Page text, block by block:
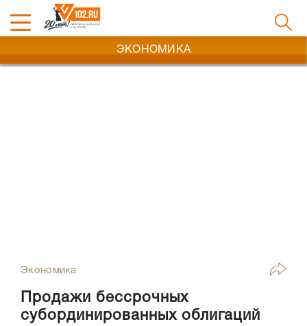
ЭКОНОМИКА
Экономика
Продажи бессрочных
субординированных облигаций